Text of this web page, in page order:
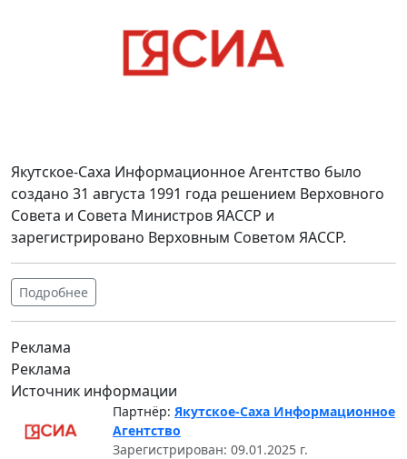
Якутское-Саха Информационное Агентство было
создано 31 августа 1991 года решением Верховного
Совета и Совета Министров ЯАССР и
зарегистрировано Верховным Советом ЯАССР.
Подробнее
Реклама
Реклама
Источник информации
Партнёр: Якутское-Саха Информационное
Агентство
Зарегистрирован: 09.01.2025 г.